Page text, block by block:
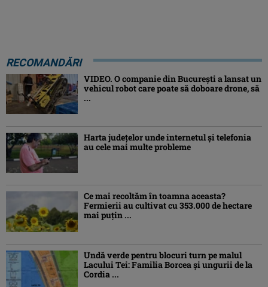
RECOMANDĂRI
VIDEO. O companie din București a lansat un
vehicul robot care poate să doboare drone, să
...
Harta județelor unde internetul și telefonia
au cele mai multe probleme
Ce mai recoltăm în toamna aceasta?
Fermierii au cultivat cu 353.000 de hectare
mai puțin ...
Undă verde pentru blocuri turn pe malul
Lacului Tei: Familia Borcea și ungurii de la
Cordia ...